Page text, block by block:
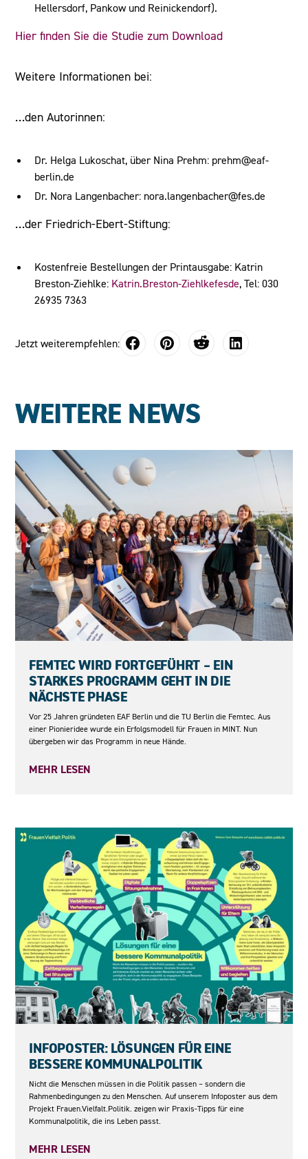
Hellersdorf, Pankow und Reinickendorf).
Hier finden Sie die Studie zum Download
Weitere Informationen bei:
…den Autorinnen:
Dr. Helga Lukoschat, über Nina Prehm: prehm@eaf-
berlin.de
Dr. Nora Langenbacher: nora.langenbacher@fes.de
…der Friedrich-Ebert-Stiftung:
Kostenfreie Bestellungen der Printausgabe: Katrin
Breston-Ziehlke: Katrin.Breston-Ziehlkefesde, Tel: 030
26935 7363
Jetzt weiterempfehlen:
WEITERE NEWS
FEMTEC WIRD FORTGEFÜHRT – EIN
STARKES PROGRAMM GEHT IN DIE
NÄCHSTE PHASE
Vor 25 Jahren gründeten EAF Berlin und die TU Berlin die Femtec. Aus
einer Pionieridee wurde ein Erfolgsmodell für Frauen in MINT. Nun
übergeben wir das Programm in neue Hände.
MEHR LESEN
INFOPOSTER: LÖSUNGEN FÜR EINE
BESSERE KOMMUNALPOLITIK
Nicht die Menschen müssen in die Politik passen – sondern die
Rahmenbedingungen zu den Menschen. Auf unserem Infoposter aus dem
Projekt Frauen.Vielfalt.Politik. zeigen wir Praxis-Tipps für eine
Kommunalpolitik, die ins Leben passt.
MEHR LESEN